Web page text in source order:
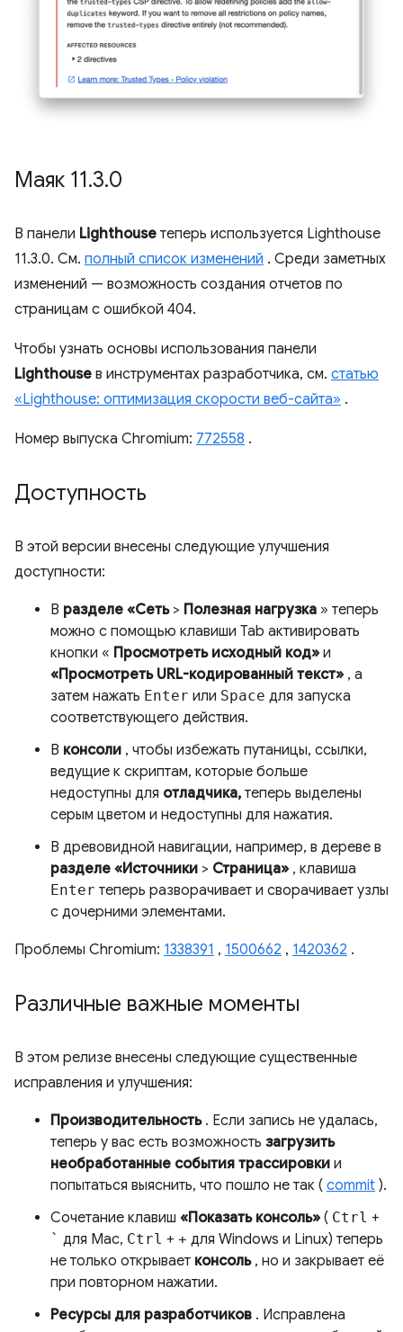
Маяк 11.3.0
В панели Lighthouse теперь используется Lighthouse
11.3.0. См. полный список изменений . Среди заметных
изменений — возможность создания отчетов по
страницам с ошибкой 404.
Чтобы узнать основы использования панели
Lighthouse в инструментах разработчика, см. статью
«Lighthouse: оптимизация скорости веб-сайта» .
Номер выпуска Chromium: 772558 .
Доступность
В этой версии внесены следующие улучшения
доступности:
В разделе «Сеть> Полезная нагрузка » теперь
можно с помощью клавиши Tab активировать
кнопки « Просмотреть исходный код» и
«Просмотреть URL-кодированный текст» , а
затем нажать Enter или Space для запуска
соответствующего действия.
В консоли , чтобы избежать путаницы, ссылки,
ведущие к скриптам, которые больше
недоступны для отладчика, теперь выделены
серым цветом и недоступны для нажатия.
В древовидной навигации, например, в дереве в
разделе «Источники > Страница» , клавиша
Enter теперь разворачивает и сворачивает узлы
с дочерними элементами.
Проблемы Chromium: 1338391 , 1500662 , 1420362 .
Различные важные моменты
В этом релизе внесены следующие существенные
исправления и улучшения:
Производительность. Если запись не удалась,
теперь у вас есть возможность загрузить
необработанные события трассировки и
попытаться выяснить, что пошло не так ( commit ).
Сочетание клавиш «Показать консоль» ( Ctrl +
` для Mac, Ctrl + + для Windows и Linux) теперь
не только открывает консоль, но и закрывает её
при повторном нажатии.
Ресурсы для разработчиков . Исправлена ​​